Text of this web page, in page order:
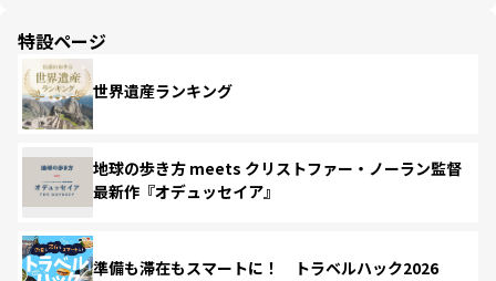
特設ページ
世界遺産ランキング
地球の歩き方 meets クリストファー・ノーラン監督
最新作『オデュッセイア』
準備も滞在もスマートに！ トラベルハック2026